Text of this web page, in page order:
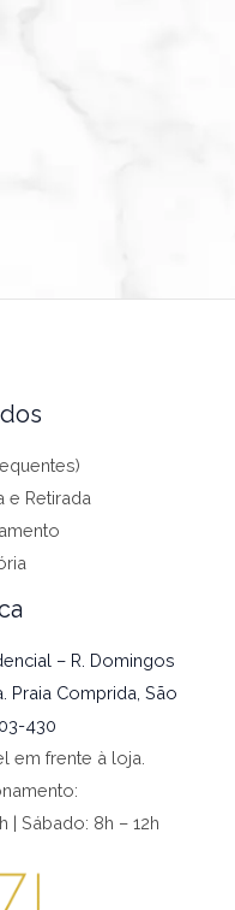
e Retirada
– R. Domingos
Praia Comprida, São
430
em frente à loja.
| Sábado: 8h – 12h